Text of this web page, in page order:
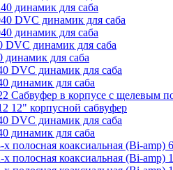
динамик для саба
DVC динамик для саба
динамик для саба
динамик для саба
для саба
DVC динамик для саба
динамик для саба
Сабвуфер в корпусе с щелевым
12" корпусной сабвуфер
DVC динамик для саба
динамик для саба
полосная коаксиальная (Bi-amp)
полосная коаксиальная (Bi-amp)